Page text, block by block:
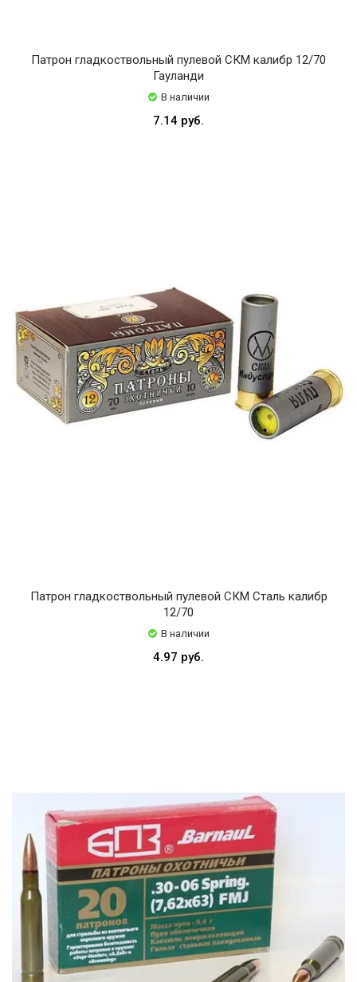
Патрон гладкоствольный пулевой СКМ калибр 12/70
Гауланди
В наличии
7.14 руб.
Патрон гладкоствольный пулевой СКМ Сталь калибр
12/70
В наличии
4.97 руб.